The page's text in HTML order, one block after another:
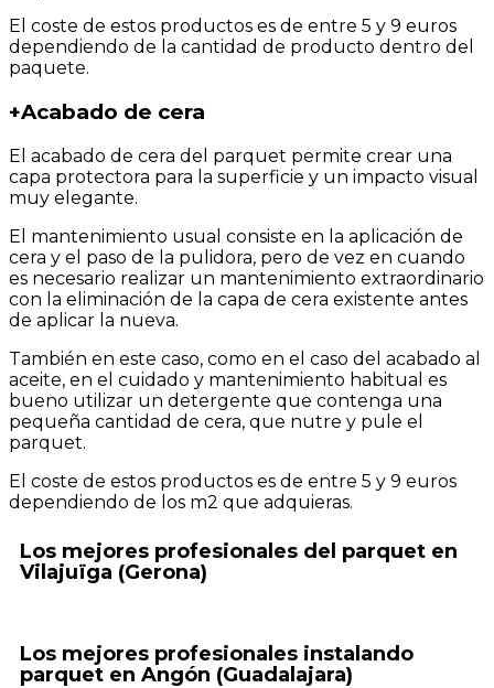
El coste de estos productos es de entre 5 y 9 euros
dependiendo de la cantidad de producto dentro del
paquete.
+Acabado de cera
El acabado de cera del parquet permite crear una
capa protectora para la superficie y un impacto visual
muy elegante.
El mantenimiento usual consiste en la aplicación de
cera y el paso de la pulidora, pero de vez en cuando
es necesario realizar un mantenimiento extraordinario
con la eliminación de la capa de cera existente antes
de aplicar la nueva.
También en este caso, como en el caso del acabado al
aceite, en el cuidado y mantenimiento habitual es
bueno utilizar un detergente que contenga una
pequeña cantidad de cera, que nutre y pule el
parquet.
El coste de estos productos es de entre 5 y 9 euros
dependiendo de los m2 que adquieras.
Los mejores profesionales del parquet en
Vilajuïga (Gerona)
Los mejores profesionales instalando
parquet en Angón (Guadalajara)